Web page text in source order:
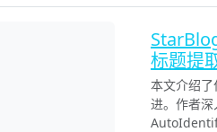
标题提
本文介绍
进。作者